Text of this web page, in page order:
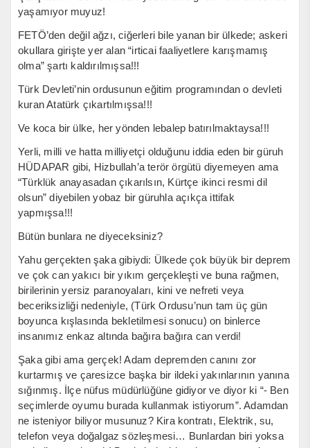
yaşamıyor muyuz!
FETÖ’den değil ağzı, ciğerleri bile yanan bir ülkede; askeri
okullara girişte yer alan “irticai faaliyetlere karışmamış
olma” şartı kaldırılmışsa!!!
Türk Devleti’nin ordusunun eğitim programından o devleti
kuran Atatürk çıkartılmışsa!!!
Ve koca bir ülke, her yönden lebalep batırılmaktaysa!!!
Yerli, milli ve hatta milliyetçi olduğunu iddia eden bir güruh
HÜDAPAR gibi, Hizbullah’a terör örgütü diyemeyen ama
“Türklük anayasadan çıkarılsın, Kürtçe ikinci resmi dil
olsun” diyebilen yobaz bir güruhla açıkça ittifak
yapmışsa!!!
Bütün bunlara ne diyeceksiniz?
Yahu gerçekten şaka gibiydi: Ülkede çok büyük bir deprem
ve çok can yakıcı bir yıkım gerçekleşti ve buna rağmen,
birilerinin yersiz paranoyaları, kini ve nefreti veya
beceriksizliği nedeniyle, (Türk Ordusu’nun tam üç gün
boyunca kışlasında bekletilmesi sonucu) on binlerce
insanımız enkaz altında bağıra bağıra can verdi!
Şaka gibi ama gerçek! Adam depremden canını zor
kurtarmış ve çaresizce başka bir ildeki yakınlarının yanına
sığınmış. İlçe nüfus müdürlüğüne gidiyor ve diyor ki “- Ben
seçimlerde oyumu burada kullanmak istiyorum”. Adamdan
ne isteniyor biliyor musunuz? Kira kontratı, Elektrik, su,
telefon veya doğalgaz sözleşmesi… Bunlardan biri yoksa